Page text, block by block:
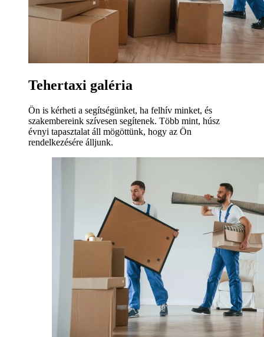
Tehertaxi galéria
Ön is kérheti a segítségünket, ha felhív minket, és
szakembereink szívesen segítenek. Több mint, húsz
évnyi tapasztalat áll mögöttünk, hogy az Ön
rendelkezésére álljunk.